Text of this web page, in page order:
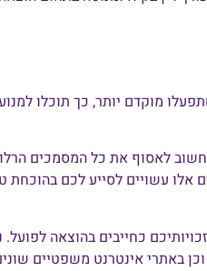
מוקדם יותר, כך תוכלו
לאסוף את כל המסמכים
עשויים לסייע לכם בהוכחת
כחייבים בהוצאה
באתרי אינטרנט משפטיים